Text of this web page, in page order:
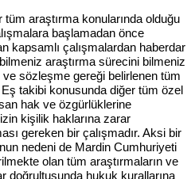
araştırma konularında olduğu
başlamadan önce
kapsamlı çalışmalardan haberdar
araştırma sürecini bilmeniz
sözleşme gereği belirlenen tüm
takibi konusunda diğer tüm özel
hak ve özgürlüklerine
kişilik haklarına zarar
gereken bir çalışmadır. Aksi bir
nedeni de Mardin Cumhuriyeti
olan tüm araştırmaların ve
doğrultusunda hukuk kurallarına